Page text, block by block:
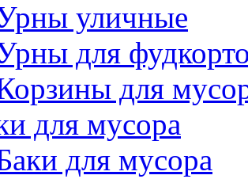
уличные
для
для
для мусора
для мусора